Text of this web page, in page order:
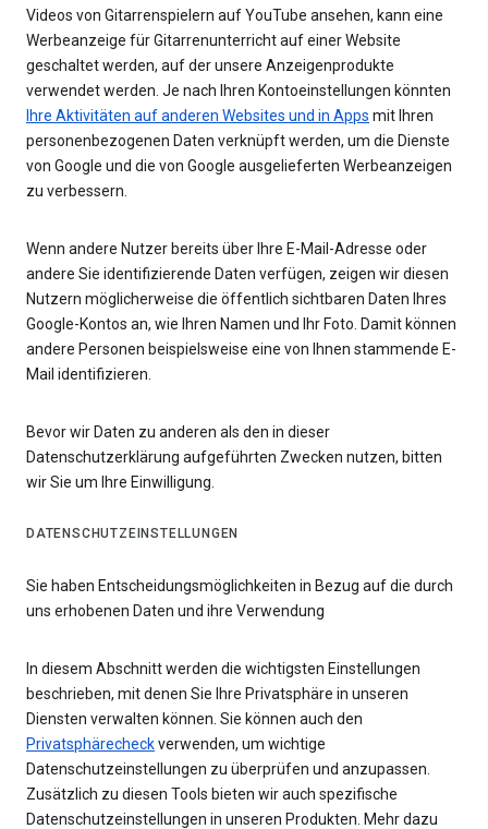
Videos von Gitarrenspielern auf YouTube ansehen, kann eine
Werbeanzeige für Gitarrenunterricht auf einer Website
geschaltet werden, auf der unsere Anzeigenprodukte
verwendet werden. Je nach Ihren Kontoeinstellungen könnten
Ihre Aktivitäten auf anderen Websites und in Apps mit Ihren
personenbezogenen Daten verknüpft werden, um die Dienste
von Google und die von Google ausgelieferten Werbeanzeigen
zu verbessern.
Wenn andere Nutzer bereits über Ihre E-Mail-Adresse oder
andere Sie identifizierende Daten verfügen, zeigen wir diesen
Nutzern möglicherweise die öffentlich sichtbaren Daten Ihres
Google-Kontos an, wie Ihren Namen und Ihr Foto. Damit können
andere Personen beispielsweise eine von Ihnen stammende E-
Mail identifizieren.
Bevor wir Daten zu anderen als den in dieser
Datenschutzerklärung aufgeführten Zwecken nutzen, bitten
wir Sie um Ihre Einwilligung.
DATENSCHUTZEINSTELLUNGEN
Sie haben Entscheidungsmöglichkeiten in Bezug auf die durch
uns erhobenen Daten und ihre Verwendung
In diesem Abschnitt werden die wichtigsten Einstellungen
beschrieben, mit denen Sie Ihre Privatsphäre in unseren
Diensten verwalten können. Sie können auch den
Privatsphärecheckverwenden, um wichtige
Datenschutzeinstellungen zu überprüfen und anzupassen.
Zusätzlich zu diesen Tools bieten wir auch spezifische
Datenschutzeinstellungen in unseren Produkten. Mehr dazu